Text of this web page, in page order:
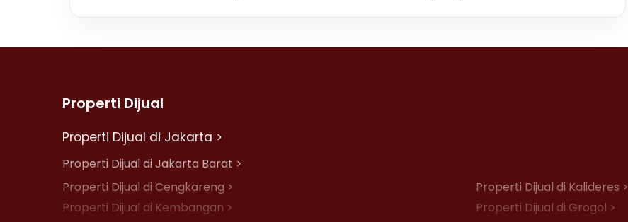
Properti Dijual
Properti Dijual di Jakarta >
Properti Dijual di Jakarta Barat >
Properti Dijual di Cengkareng >
Properti Dijual di Kalideres >
Properti Dijual di Kembangan >
Properti Dijual di Grogol >